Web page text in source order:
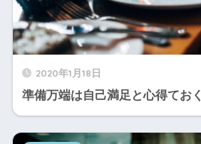
2020年1月18日
準備万端は自己満足と心得ておく